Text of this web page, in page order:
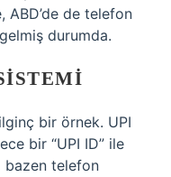
ABD’de de telefon
durumda.
bir örnek. UPI
bir “UPI ID” ile
bazen telefon